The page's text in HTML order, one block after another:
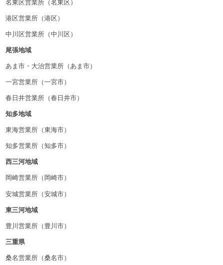
港区営業所（港区）
中川区営業所（中川区）
尾張地域
あま市・大治営業所（あま市）
一宮営業所（一宮市）
春日井営業所（春日井市）
知多地域
東海営業所（東海市）
知多営業所（知多市）
西三河地域
岡崎営業所（岡崎市）
安城営業所（安城市）
東三河地域
豊川営業所（豊川市）
三重県
桑名営業所（桑名市）